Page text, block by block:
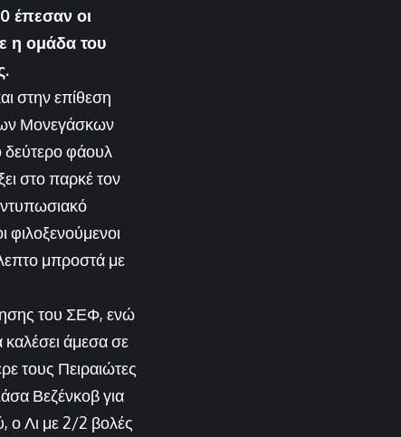
έπεσαν οι
η ομάδα του
στην επίθεση
Μονεγάσκων
φάουλ
στο παρκέ τον
φιλοξενούμενοι
μπροστά με
του ΣΕΦ, ενώ
άμεσα σε
τους Πειραιώτες
Βεζένκοβ για
ο Λι με 2/2 βολές